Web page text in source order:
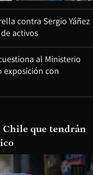
contra Sergio Yáñez
activos
al Ministerio
exposición con
Chile que tendrán